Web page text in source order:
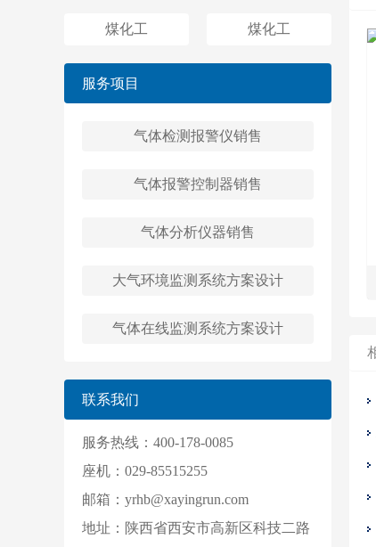
煤化工 煤化工
服务项目
气体检测报警仪销售
气体报警控制器销售
气体分析仪器销售
大气环境监测系统方案设计
气体在线监测系统方案设计
联系我们
服务热线：400-178-0085
座机：029-85515255
邮箱：yrhb@xayingrun.com
地址：陕西省西安市高新区科技二路